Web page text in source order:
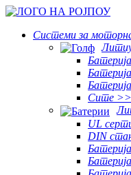
Системи за
Сите >>
UL
DIN